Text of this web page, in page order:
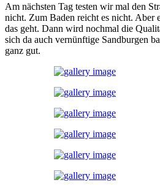
Am nächsten Tag testen wir mal den
nicht. Zum Baden reicht es nicht. Aber
das geht. Dann wird nochmal die
sich da auch vernünftige Sandburgen
ganz gut.